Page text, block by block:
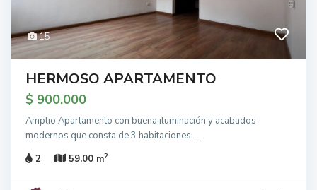
15
HERMOSO APARTAMENTO
$ 900.000
Amplio Apartamento con buena iluminación y acabados
modernos que consta de 3 habitaciones ...
2
59.00 m2